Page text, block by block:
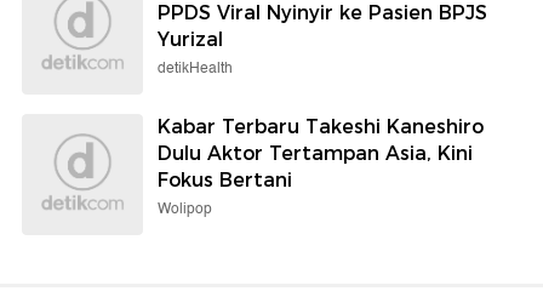
PPDS Viral Nyinyir ke Pasien BPJS
Yurizal
detikHealth
Kabar Terbaru Takeshi Kaneshiro
Dulu Aktor Tertampan Asia, Kini
Fokus Bertani
Wolipop